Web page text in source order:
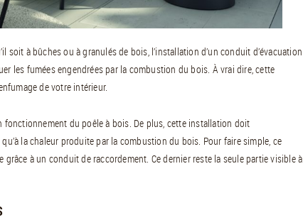
soit à bûches ou à granulés de bois, l’installation d’un conduit d’évacuation
les fumées engendrées par la combustion du bois. À vrai dire, cette
de votre intérieur.
du poêle à bois. De plus, cette installation doit
la chaleur produite par la combustion du bois. Pour faire simple, ce
à un conduit de raccordement. Ce dernier reste la seule partie visible à